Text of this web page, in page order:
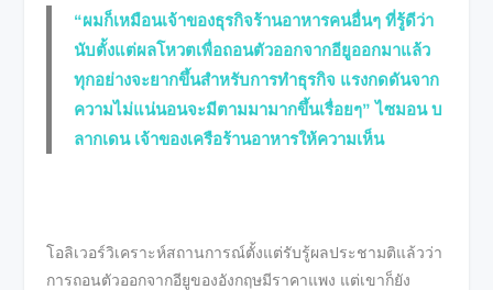
“ผมก็เหมือนเจ้าของธุรกิจร้านอาหารคนอื่นๆ ที่รู้ดีว่า
นับตั้งแต่ผลโหวตเพื่อถอนตัวออกจากอียูออกมาแล้ว
ทุกอย่างจะยากขึ้นสำหรับการทำธุรกิจ แรงกดดันจาก
ความไม่แน่นอนจะมีตามมามากขึ้นเรื่อยๆ” ไซมอน บ
ลากเดน เจ้าของเครือร้านอาหารให้ความเห็น
โอลิเวอร์วิเคราะห์สถานการณ์ตั้งแต่รับรู้ผลประชามติแล้วว่า
การถอนตัวออกจากอียูของอังกฤษมีราคาแพง แต่เขาก็ยัง